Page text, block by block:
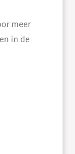
meer
in de